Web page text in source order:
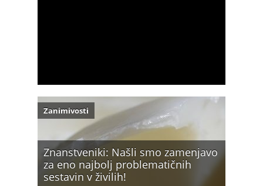
Znanstveniki: Našli smo zamenjavo
za eno najbolj problematičnih
sestavin v živilih!
Zanimivosti